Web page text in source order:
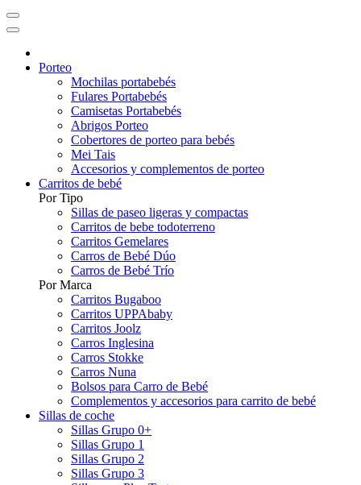
Porteo
Mochilas portabebés
Fulares Portabebés
Camisetas Portabebés
Abrigos Porteo
Cobertores de porteo para bebés
Mei Tais
Accesorios y complementos de porteo
Carritos de bebé
Por Tipo
Sillas de paseo ligeras y compactas
Carritos de bebe todoterreno
Carritos Gemelares
Carros de Bebé Dúo
Carros de Bebé Trío
Por Marca
Carritos Bugaboo
Carritos UPPAbaby
Carritos Joolz
Carros Inglesina
Carros Stokke
Carros Nuna
Bolsos para Carro de Bebé
Complementos y accesorios para carrito de bebé
Sillas de coche
Sillas Grupo 0+
Sillas Grupo 1
Sillas Grupo 2
Sillas Grupo 3